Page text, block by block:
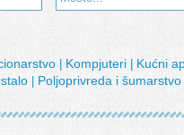
|Kompjuteri
Kućni
Poljoprivreda i šumarstvo